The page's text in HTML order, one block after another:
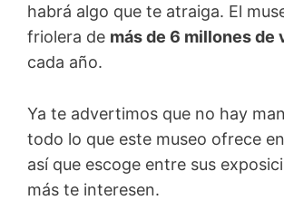
habrá algo que te atraiga. El
friolera de más de 6 millones de
cada año.
Ya te advertimos que no hay
todo lo que este museo ofrece
así que escoge entre sus
más te interesen.